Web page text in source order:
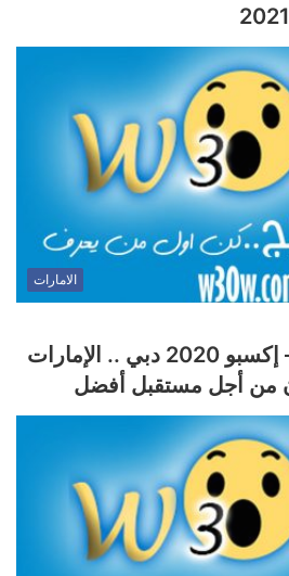
الامارات
وكالة أنباء الإمارات – إكسبو 2020 دبي .. الإمارات
من أجل مستقبل أفضل